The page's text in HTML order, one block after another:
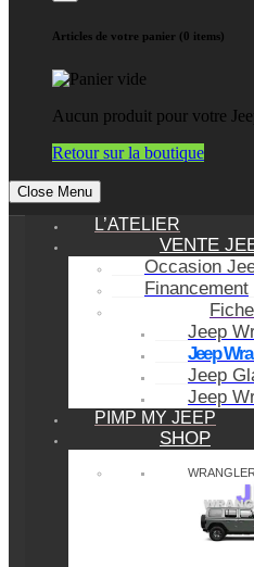
Articles de votre panier (0 items)
Aucun produit pour votre
Retour sur la boutique
Close Menu
L’ATELIER
VENTE
Occasion
Financement
Jeep
Jeep
Jeep
Jeep
PIMP MY JEEP
SHOP